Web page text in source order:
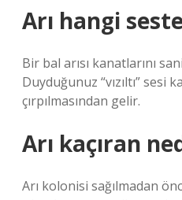
Arı hangi
Bir bal arısı kanatlarını
Duyduğunuz “vızıltı” sesi
çırpılmasından gelir.
Arı kaçıran
Arı kolonisi sağılmadan